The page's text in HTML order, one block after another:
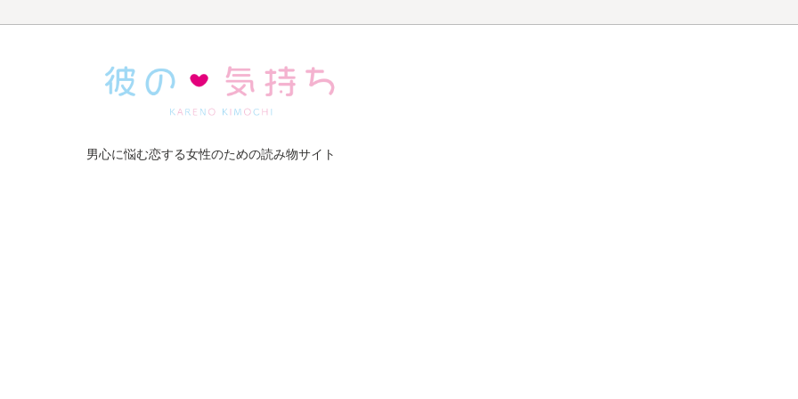
男心に悩む恋する女性のための読み物サイト